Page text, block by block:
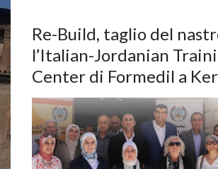
Re-Build, taglio del
l’Italian-Jordanian
Center di Formedil a